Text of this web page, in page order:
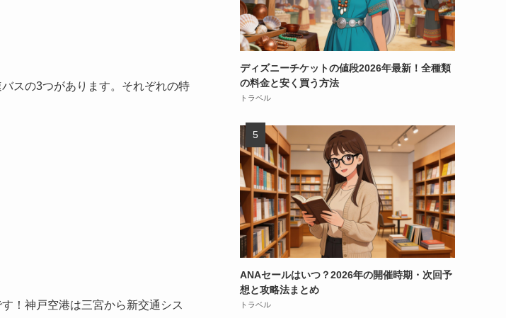
スの3つがあります。それぞれの特
！神戸空港は三宮から新交通シス
ディズニーチケットの値段2026年最新！全種類
の料金と安く買う方法
トラベル
ANAセールはいつ？2026年の開催時期・次回予
想と攻略法まとめ
トラベル